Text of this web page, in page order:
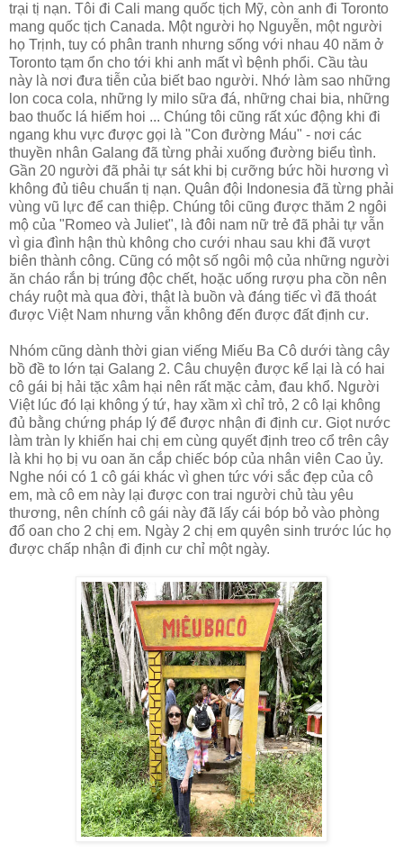
trại tị nạn. Tôi đi Cali mang quốc tịch Mỹ, còn anh đi Toronto
mang quốc tịch Canada. Một người họ Nguyễn, một người
họ Trịnh, tuy có phân tranh nhưng sống với nhau 40 năm ở
Toronto tạm ổn cho tới khi anh mất vì bệnh phổi. Cầu tàu
này là nơi đưa tiễn của biết bao người. Nhớ làm sao những
lon coca cola, những ly milo sữa đá, những chai bia, những
bao thuốc lá hiếm hoi ... Chúng tôi cũng rất xúc động khi đi
ngang khu vực được gọi là "Con đường Máu" - nơi các
thuyền nhân Galang đã từng phải xuống đường biểu tình.
Gần 20 người đã phải tự sát khi bị cưỡng bức hồi hương vì
không đủ tiêu chuẩn tị nạn. Quân đội Indonesia đã từng phải
vùng vũ lực để can thiệp. Chúng tôi cũng được thăm 2 ngôi
mộ của "Romeo và Juliet", là đôi nam nữ trẻ đã phải tự vẫn
vì gia đình hận thù không cho cưới nhau sau khi đã vượt
biên thành công. Cũng có một số ngôi mộ của những người
ăn cháo rắn bị trúng độc chết, hoặc uống rượu pha cồn nên
cháy ruột mà qua đời, thật là buồn và đáng tiếc vì đã thoát
được Việt Nam nhưng vẫn không đến được đất định cư.
Nhóm cũng dành thời gian viếng Miếu Ba Cô dưới tàng cây
bồ đề to lớn tại Galang 2. Câu chuyện được kể lại là có hai
cô gái bị hải tặc xâm hại nên rất mặc cảm, đau khổ. Người
Việt lúc đó lại không ý tứ, hay xầm xì chỉ trỏ, 2 cô lại không
đủ bằng chứng pháp lý để được nhận đi định cư. Giọt nước
làm tràn ly khiến hai chị em cùng quyết định treo cổ trên cây
là khi họ bị vu oan ăn cắp chiếc bóp của nhân viên Cao ủy.
Nghe nói có 1 cô gái khác vì ghen tức với sắc đẹp của cô
em, mà cô em này lại được con trai người chủ tàu yêu
thương, nên chính cô gái này đã lấy cái bóp bỏ vào phòng
đổ oan cho 2 chị em. Ngày 2 chị em quyên sinh trước lúc họ
được chấp nhận đi định cư chỉ một ngày.